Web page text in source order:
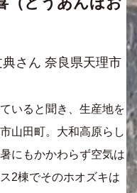
さん 奈良県天理市
いると聞き、生産地を
山田町。大和高原らし
にもかかわらず空気は
2棟でそのホオズキは